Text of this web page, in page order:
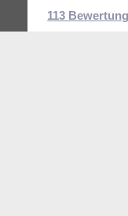
113